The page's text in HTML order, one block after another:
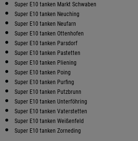
Super E10 tanken Markt Schwaben
Super E10 tanken Neuching
Super E10 tanken Neufarn
Super E10 tanken Ottenhofen
Super E10 tanken Parsdorf
Super E10 tanken Pastetten
Super E10 tanken Pliening
Super E10 tanken Poing
Super E10 tanken Purfing
Super E10 tanken Putzbrunn
Super E10 tanken Unterföhring
Super E10 tanken Vaterstetten
Super E10 tanken Weißenfeld
Super E10 tanken Zorneding